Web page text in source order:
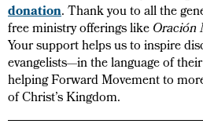
donation. Thank you to all the
free ministry offerings likeOración
Your support helps us to inspire
evangelists—in the language of
helping Forward Movement to
of Christ’s Kingdom.